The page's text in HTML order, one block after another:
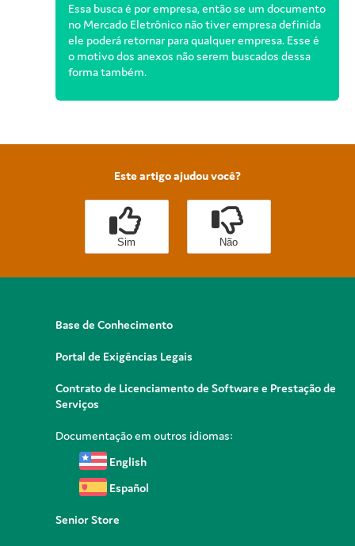
Essa busca é por empresa, então se um documento
no Mercado Eletrônico não tiver empresa definida
ele poderá retornar para qualquer empresa. Esse é
o motivo dos anexos não serem buscados dessa
forma também.
Este artigo ajudou você?
Sim Não
Base de Conhecimento
Portal de Exigências Legais
Contrato de Licenciamento de Software e Prestação de
Serviços
Documentação em outros idiomas:
English
Español
Senior Store